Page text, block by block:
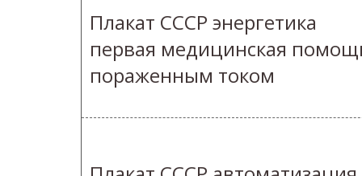
Плакат СССР энергетика
первая медицинская
пораженным током